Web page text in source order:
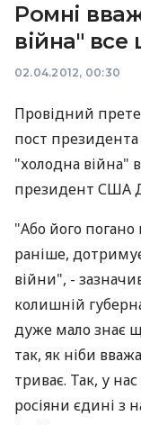
Ромні
війна"
02.04.2012, 00:30
Провідний
пост
"холодна війна"
президент США
"Або його погано
раніше,
війни", -
колишній
дуже мало знає
так, як ніби
триває. Так, у
росіяни єдині з